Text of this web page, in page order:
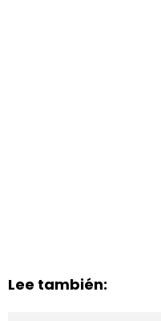
Lee también: